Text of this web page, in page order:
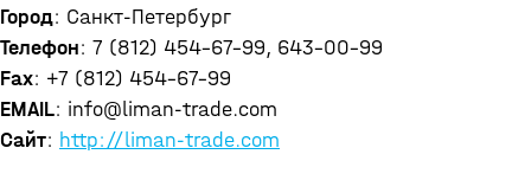
Город: Санкт-Петербург
Телефон: 7 (812) 454-67-99, 643-00-99
Fax: +7 (812) 454-67-99
EMAIL: info@liman-trade.com
Сайт: http://liman-trade.com